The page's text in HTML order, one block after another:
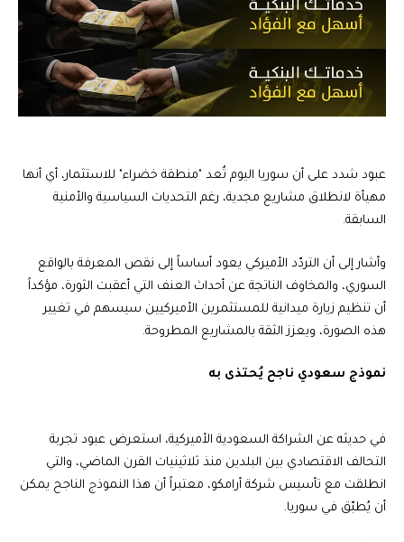
عبود شدد على أن سوريا اليوم تُعد "منطقة خضراء" للاستثمار، أي أنها
مهيأة لانطلاق مشاريع مجدية، رغم التحديات السياسية والأمنية
السابقة.
وأشار إلى أن التردّد الأميركي يعود أساساً إلى نقص المعرفة بالواقع
السوري، والمخاوف الناتجة عن أحداث العنف التي أعقبت الثورة، مؤكداً
أن تنظيم زيارة ميدانية للمستثمرين الأميركيين سيسهم في تغيير
هذه الصورة، ويعزز الثقة بالمشاريع المطروحة.
نموذج سعودي ناجح يُحتذى به
في حديثه عن الشراكة السعودية الأميركية، استعرض عبود تجربة
التحالف الاقتصادي بين البلدين منذ ثلاثينيات القرن الماضي، والتي
انطلقت مع تأسيس شركة أرامكو، معتبراً أن هذا النموذج الناجح يمكن
أن يُطبّق في سوريا.